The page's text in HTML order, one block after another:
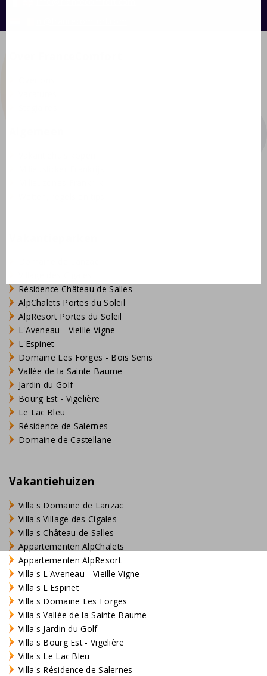
Résidence Château de Salles
AlpChalets Portes du Soleil
AlpResort Portes du Soleil
L'Aveneau - Vieille Vigne
L'Espinet
Domaine Les Forges - Bois Senis
Vallée de la Sainte Baume
Jardin du Golf
Bourg Est - Vigelière
Le Lac Bleu
Résidence de Salernes
Domaine de Castellane
Vakantiehuizen
Villa's Domaine de Lanzac
Villa's Village des Cigales
Villa's Château de Salles
Appartementen AlpChalets
Appartementen AlpResort
Villa's L'Aveneau - Vieille Vigne
Villa's L'Espinet
Villa's Domaine Les Forges
Villa's Vallée de la Sainte Baume
Villa's Jardin du Golf
Villa's Bourg Est - Vigelière
Villa's Le Lac Bleu
Villa's Résidence de Salernes